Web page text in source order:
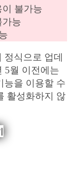
불가능
가능
식으로 업데
5월 이전에는
능을 이용할 수
활성화하지 않